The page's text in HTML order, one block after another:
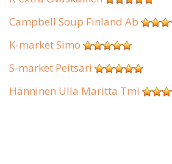
Campbell Soup Finland Ab
K-market Simo
S-market Peitsari
Hänninen Ulla Maritta Tmi